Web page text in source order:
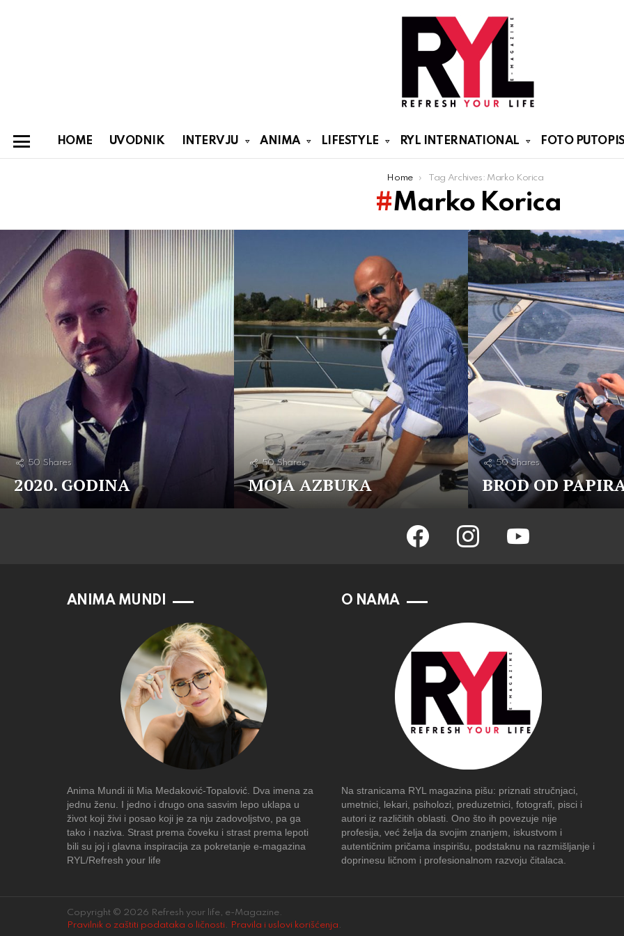
HOME UVODNIK INTERVJU ANIMA LIFESTYLE RYL INTERNATIONAL FOTO
Home Tag Archives: Marko Korica
Marko Korica
Latest
stories
50 Shares
2020. GODINA
50 Shares
MOJA AZBUKA
50 Shares
BROD OD
facebook instagram youtube
ANIMA MUNDI
Anima Mundi ili Mia Medaković-Topalović. Dva imena za
jednu ženu. I jedno i drugo ona sasvim lepo uklapa u
život koji živi i posao koji je za nju zadovoljstvo, pa ga
tako i naziva. Strast prema čoveku i strast prema lepoti
bili su joj i glavna inspiracija za pokretanje e-magazina
RYL/Refresh your life
O NAMA
Na stranicama RYL magazina pišu: priznati stručnjaci,
umetnici, lekari, psiholozi, preduzetnici, fotografi, pisci i
autori iz različitih oblasti. Ono što ih povezuje nije
profesija, već želja da svojim znanjem, iskustvom i
autentičnim pričama inspirišu, podstaknu na razmišljanje i
doprinesu ličnom i profesionalnom razvoju čitalaca.
Copyright © 2026 Refresh your life, e-Magazine.
Pravilnik o zaštiti podataka o ličnosti . Pravila i uslovi korišćenja .